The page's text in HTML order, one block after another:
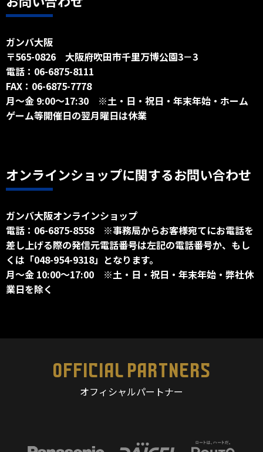
ガンバ大阪
〒565-0826 大阪府吹田市千里万博公園3－3
電話：06-6875-8111
FAX：06-6875-7778
月～金 9:00～17:30 ※土・日・祝日・年末年始・ホーム
ゲーム等開催日の翌月曜日は休業
オンラインショップに関するお問い合わせ
ガンバ大阪オンラインショップ
電話：06-6875-8558 ※事務局からお客様宛てにお電話を
差し上げる際の発信元電話番号は左記の電話番号か、もし
くは「048-954-9318」となります。
月～金 10:00～17:00 ※土・日・祝日・年末年始・弊社休
業日を除く
OFFICIAL PARTNERS
オフィシャルパートナー